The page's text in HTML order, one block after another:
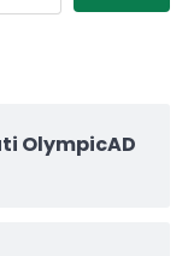
OlympicAD